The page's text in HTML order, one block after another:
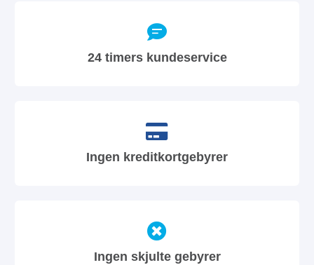
24 timers kundeservice
Ingen kreditkortgebyrer
Ingen skjulte gebyrer